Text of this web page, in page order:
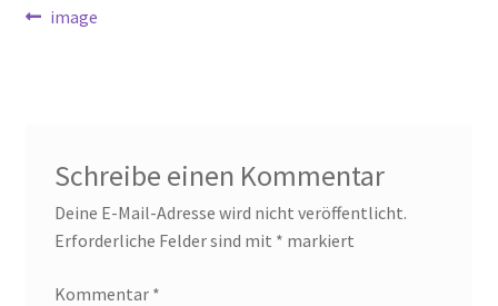
Beitragsnavigation
Vorheriger
image
Schreibe einen Kommentar
Deine E-Mail-Adresse wird nicht veröffentlicht.
Erforderliche Felder sind mit * markiert
Kommentar *